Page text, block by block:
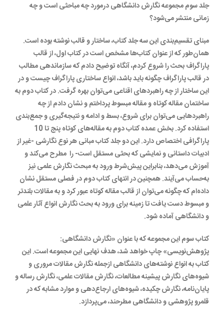
جلد سوم مجموعه نگارش دانشگاهی درمورد چه مباحثی است و چه
زمانی منتشر می‌شود؟
مبنای تقسیم‌بندی این سه جلد کتاب، ساختار و قالب نوشته بوده است.
همان‌طور که از عنوان کتاب‌ها مشخص است در کتاب اول، از قالب
پاراگراف بحث را شروع کردم، آنگاه توضیح دادم که سازماندهی مطالب
در قالب پاراگراف چگونه باید باشد، انواع ساختاری پاراگراف چیست و در
این ساختار از چه راهبردهای اقناعی می‌توان بهره گرفت. در کتاب دوم به
ساختمان مقاله کوتاه و مقاله مبسوط پرداختم و نشان دادم از چه
راهبردهایی می‌توان برای شروع، بسط و ادامه و نتیجه‌گیری و جمع‌بندی
استفاده کرد. بخش عمده کتاب دوم به مقاله‌های کوتاه پنج تا 10
پاراگرافی اختصاص دارد. این دو جلد کتاب مبانی هر نوع نگارشی -غیر از
ادبیات داستانی و نمایشی که بحثی مستقل است- را مطرح می‌کند و
آموزش می‌دهد، بنابراین پیش‌شرط ورود به مبحث نگارش علمی نیز
به‌حساب می‌آیند. همچنین در انتهای کتاب دوم در فصلی مستقل نشان
داده‌ام که چگونه می‌توان از قالب مقاله کوتاه عبور کرد و به مقالات بلندتر
و مبسوط دست یافت تا زمینه برای ورود به بحث نگارش انواع آثار علمی
و دانشگاهی آماده شود.
کتاب سوم این مجموعه که با عنوان «نگارش دانشگاهی:
پژوهش‌نویسی» چاپ خواهد شد، هدف نهایی این مجموعه است. این
کتاب به انواع نوشته‌های دانشگاهی ازجمله نگارش مقالات مروری و
شیوه‌های نگارش پیشینه مطالعات، نگارش مقالات علمی، نگارش رساله و
پایان‌نامه، نگارش چکیده، شیوه‌های ارجاع‌دهی و موارد مشابه که در
قلمرو پژوهشی و دانشگاهی مطرحند، می‌پردازد.